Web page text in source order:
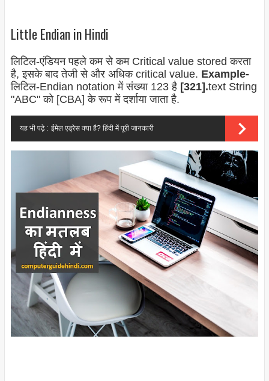
Little Endian in Hindi
लिटिल-एंडियन पहले कम से कम Critical value stored करता
है, इसके बाद तेजी से और अधिक critical value. Example-
लिटिल-Endian notation में संख्या 123 है [321].text String
"ABC" को [CBA] के रूप में दर्शाया जाता है.
यह भी पढ़े : ईमेल एड्रेस क्या है? हिंदी में पूरी जानकारी